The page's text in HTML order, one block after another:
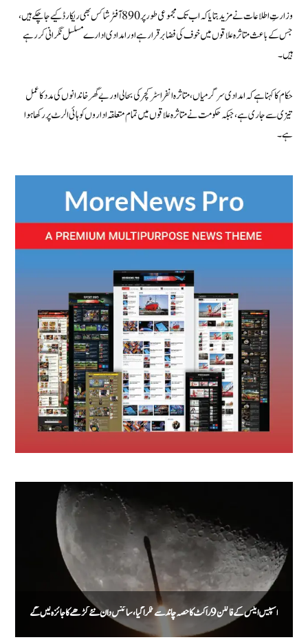
وزارتِ اطلاعات نے مزید بتایا کہ اب تک مجموعی طور پر 890 آفٹر شاکس بھی ریکارڈ کیے جا چکے ہیں،
جس کے باعث متاثرہ علاقوں میں خوف کی فضا برقرار ہے اور امدادی ادارے مسلسل نگرانی کر رہے
ہیں۔
حکام کا کہنا ہے کہ امدادی سرگرمیاں، متاثرہ انفراسٹرکچر کی بحالی اور بے گھر خاندانوں کی مدد کا عمل
تیزی سے جاری ہے، جبکہ حکومت نے متاثرہ علاقوں میں تمام متعلقہ اداروں کو ہائی الرٹ پر رکھا ہوا
ہے۔
اسپیس ایکس کے فالکن 9 راکٹ کا حصہ چاند سے ٹکرا گیا، سائنس دان نئے گڑھے کا جائزہ لیں گے